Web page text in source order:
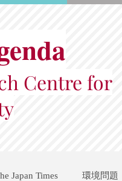
Centre for
Japan Times 環境問題